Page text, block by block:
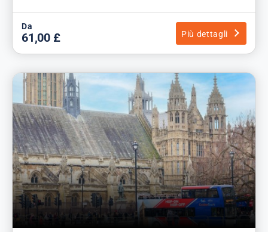
Da
61,00 £ Più dettagli